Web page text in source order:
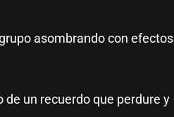
asombrando con efectos
de un recuerdo que perdure y